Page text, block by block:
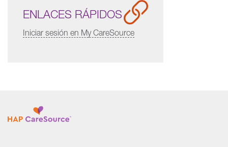
ENLACES RÁPIDOS
Iniciar sesión en My CareSource